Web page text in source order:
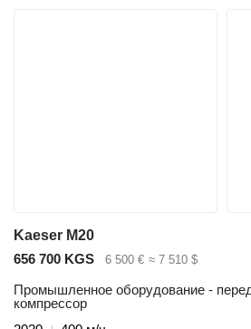
Kaeser M20
656 700 KGS
6 500 € ≈ 7 510 $
Промышленное оборудование -
компрессор